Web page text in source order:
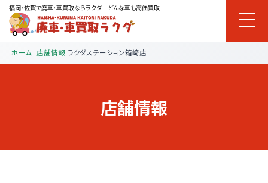
福岡・佐賀で廃車・車買取ならラクダ｜どんな車も高価買取
ホーム 店舗情報 ラクダステーション箱崎店
店舗情報